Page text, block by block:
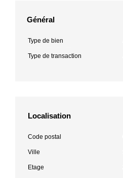
Général
Type de bien
Type de transaction
Localisation
Code postal
Ville
Etage